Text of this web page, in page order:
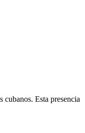
Esta presencia